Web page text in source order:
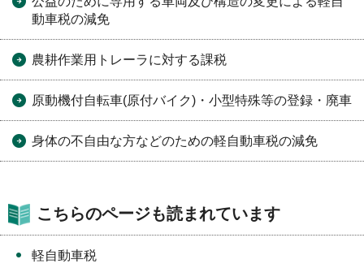
動車税の減免
農耕作業用トレーラに対する課税
原動機付自転車(原付バイク)・小型特殊等の登録・廃車
身体の不自由な方などのための軽自動車税の減免
こちらのページも読まれています
軽自動車税